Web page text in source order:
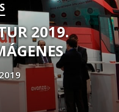
2019.